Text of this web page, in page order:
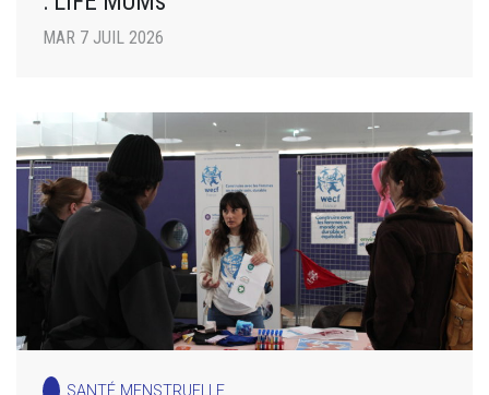
MAR 7 JUIL 2026
SANTÉ MENSTRUELLE